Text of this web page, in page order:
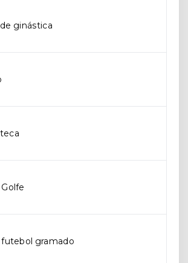
ginástica
gramado